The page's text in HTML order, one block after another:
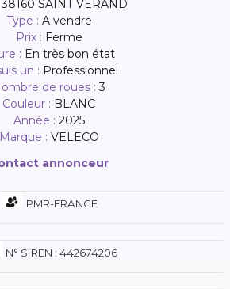
38160 SAINT VERAND
Type : A vendre
Prix : Ferme
: En très bon état
un : Professionnel
de roues :3
Couleur : BLANC
Année : 2025
Marque : VELECO
annonceur
PMR-FRANCE
N° SIREN : 442674206